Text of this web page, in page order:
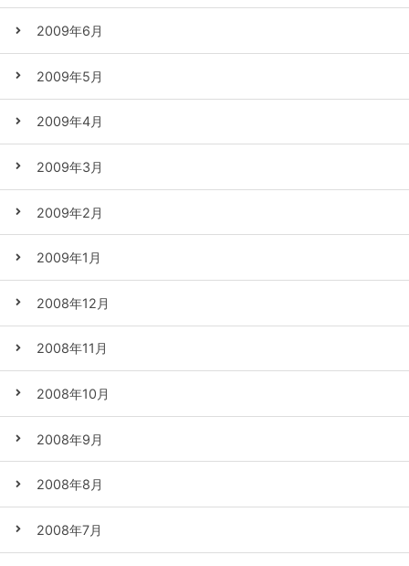
2009年6月
2009年5月
2009年4月
2009年3月
2009年2月
2009年1月
2008年12月
2008年11月
2008年10月
2008年9月
2008年8月
2008年7月